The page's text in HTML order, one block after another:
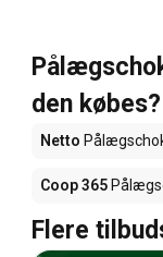
den købes?
Netto
Coop 365
Flere